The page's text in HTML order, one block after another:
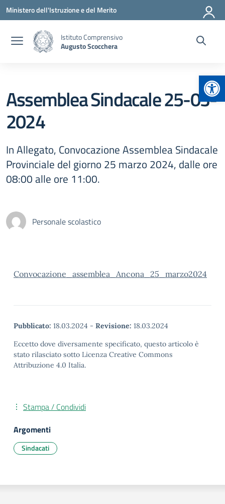
Vai ai contenuti
Vai al menu di navigazione
Vai al footer
Ministero dell'Istruzione e del Merito
Istituto Comprensivo
Augusto Scocchera
Assemblea Sindacale 25-03-
2024
In Allegato, Convocazione Assemblea Sindacale
Provinciale del giorno 25 marzo 2024, dalle ore
08:00 alle ore 11:00.
Personale scolastico
Convocazione_assemblea_Ancona_25_marzo2024
Pubblicato: 18.03.2024 - Revisione: 18.03.2024
Eccetto dove diversamente specificato, questo articolo è
stato rilasciato sotto Licenza Creative Commons
Attribuzione 4.0 Italia.
Stampa / Condividi
Argomenti
Sindacati